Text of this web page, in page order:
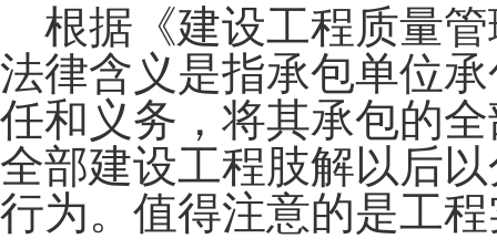
根据《建设工程质量管
法律含义是指承包单位
任和义务，将其承包的
全部建设工程肢解以后
行为。值得注意的是工